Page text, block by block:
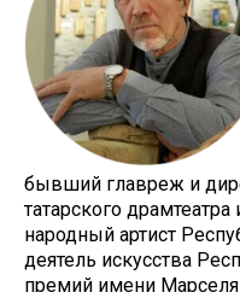
бывший главреж и
татарского
народный артист
деятель искусства
премий имени